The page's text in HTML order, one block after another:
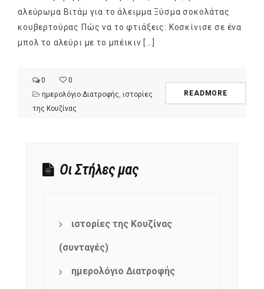
αλεύρωμα Βιτάμ για το άλειμμα Ξύσμα σοκολάτας
κουβερτούρας Πώς να το φτιάξεις: Κοσκίνισε σε ένα
μπολ το αλεύρι με το μπέικιν […]
0
0
ημερολόγιο Διατροφής ιστορίες
της Κουζίνας
READMORE
Οι Στήλες μας
ιστορίες της Κουζίνας
(συνταγές)
ημερολόγιο Διατροφής